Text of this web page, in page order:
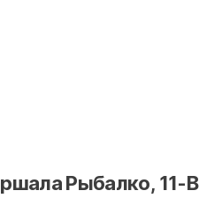
Рыбалко, 11-В